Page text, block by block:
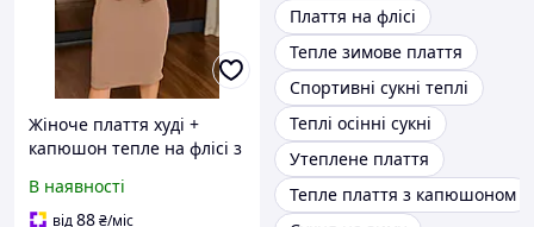
Жіноче плаття худі +
капюшон тепле на флісі з
В наявності
від88₴/міс
Плаття на флісі
Тепле зимове плаття
Спортивні сукні теплі
Теплі осінні сукні
Утеплене плаття
Тепле плаття з капюшоном